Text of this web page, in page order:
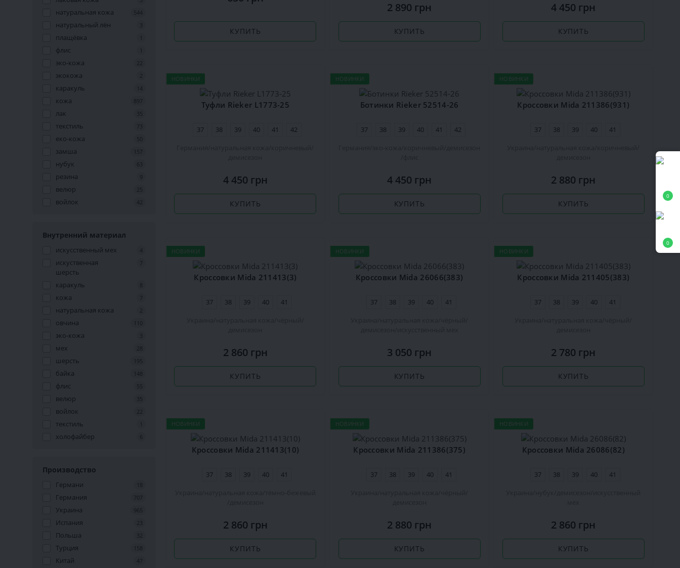
0
0
натуральная кожа 544
натуральный лён 3
плащёвка
флис
эко-кожа 22
экокожа 2
каракуль 14
кожа 897
лак 35
текстиль 73
еко-кожа 50
замша 157
нубук 63
резина
велюр 25
войлок 42
Внутренний материал
искусственный мех 4
искуственная
шерсть
7
каракуль 8
кожа 7
натуральная кожа 2
овчина 110
эко-кожа 3
мех 28
шерсть
байка 148
флис
велюр 35
войлок 22
текстиль
холофайбер
Производство
Германи 18
Германия 707
Украина
Испания 23
Польша 32
Турция 158
Китай 47
КУПИТЬ
2 890 грн
КУПИТЬ
4 450 грн
КУПИТЬ
НОВИНКИ
Туфли Rieker L1773-25
37 38 39 40 41
42
4 450 грн
КУПИТЬ
НОВИНКИ
Ботинки Rieker 52514-26
37 38 39 40 41
42
4 450 грн
КУПИТЬ
НОВИНКИ
Кроссовки Mida 211386(931)
37 38 39 40
41
2 880 грн
КУПИТЬ
НОВИНКИ
Кроссовки Mida 211413(3)
37 38 39 40
41
2 860 грн
КУПИТЬ
НОВИНКИ
Кроссовки Mida 26066(383)
37 38 39 40
41
3 050 грн
КУПИТЬ
НОВИНКИ
Кроссовки Mida 211405(383)
37 38 39 40
41
2 780 грн
КУПИТЬ
НОВИНКИ
Кроссовки Mida 211413(10)
37 38 39 40
41
2 860 грн
КУПИТЬ
НОВИНКИ
Кроссовки Mida 211386(375)
37 38 39 40
41
2 880 грн
КУПИТЬ
НОВИНКИ
Кроссовки Mida 26086(82)
37 38 39 40
41
2 860 грн
КУПИТЬ